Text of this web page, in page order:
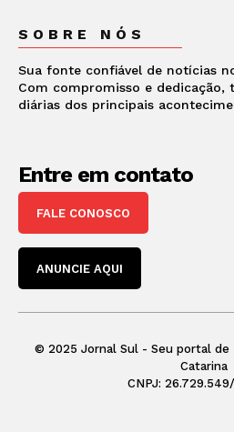
SOBRE NÓS
Sua fonte confiável de notícias
Com compromisso e dedicação,
diárias dos principais
Entre em contato
FALE CONOSCO
ANUNCIE AQUI
© 2025 Jornal Sul - Seu portal de
Catarina
CNPJ: